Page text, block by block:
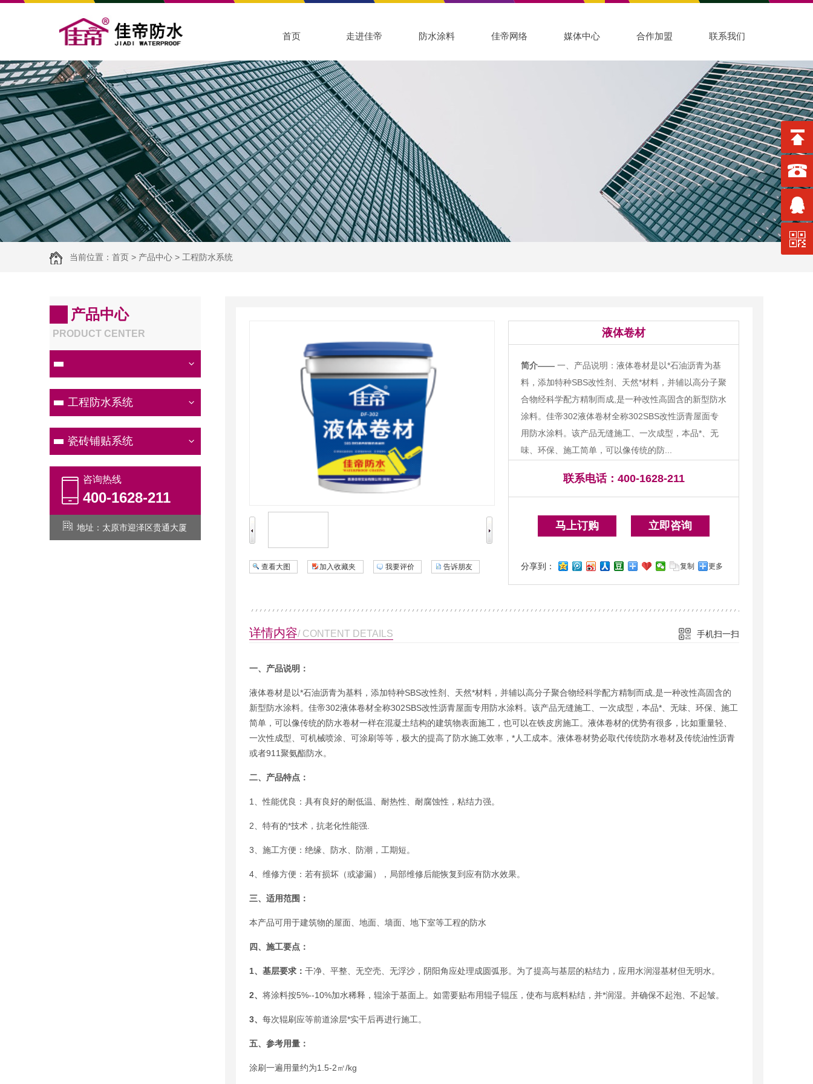
首页 走进佳帝 防水涂料 佳帝网络 媒体中心 合作加盟 联系我们
当前位置： 首页 > 产品中心 > 工程防水系统
产品中心
PRODUCT CENTER
厨卫防水系统
工程防水系统
瓷砖铺贴系统
咨询热线
400-1628-211
地址：太原市迎泽区贵通大厦
查看大图 加入收藏夹 我要评价 告诉朋友
液体卷材
简介—— 一、产品说明：液体卷材是以*石油沥青为基
料，添加特种SBS改性剂、天然*材料，并辅以高分子聚
合物经科学配方精制而成,是一种改性高固含的新型防水
涂料。佳帝302液体卷材全称302SBS改性沥青屋面专
用防水涂料。该产品无缝施工、一次成型，本品*、无
味、环保、施工简单，可以像传统的防...
联系电话： 400-1628-211
马上订购 立即咨询
分享到： 复制 更多
详情内容/ CONTENT DETAILS 手机扫一扫
一、产品说明：
液体卷材是以*石油沥青为基料，添加特种SBS改性剂、天然*材料，并辅以高分子聚合物经科学配方精制而成,是一种改性高固含的
新型防水涂料。佳帝302液体卷材全称302SBS改性沥青屋面专用防水涂料。该产品无缝施工、一次成型，本品*、无味、环保、施工
简单，可以像传统的防水卷材一样在混凝土结构的建筑物表面施工，也可以在铁皮房施工。液体卷材的优势有很多，比如重量轻、
一次性成型、可机械喷涂、可涂刷等等，极大的提高了防水施工效率，*人工成本。液体卷材势必取代传统防水卷材及传统油性沥青
或者911聚氨酯防水。
二、产品特点：
1、性能优良：具有良好的耐低温、耐热性、耐腐蚀性，粘结力强。
2、特有的*技术，抗老化性能强.
3、施工方便：绝缘、防水、防潮，工期短。
4、维修方便：若有损坏（或渗漏），局部维修后能恢复到应有防水效果。
三、适用范围：
本产品可用于建筑物的屋面、地面、墙面、地下室等工程的防水
四、施工要点：
1、基层要求： 干净、平整、无空壳、无浮沙，阴阳角应处理成圆弧形。为了提高与基层的粘结力，应用水润湿基材但无明水。
2、 将涂料按5%--10%加水稀释，辊涂于基面上。如需要贴布用辊子辊压，使布与底料粘结，并*润湿。并确保不起泡、不起皱。
3、 每次辊刷应等前道涂层*实干后再进行施工。
五、参考用量：
涂刷一遍用量约为1.5-2㎡/kg